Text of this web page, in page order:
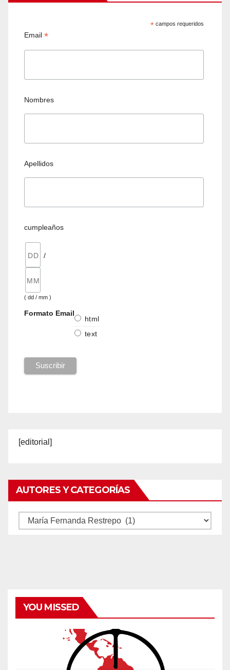
* campos requeridos
Email*
Nombres
Apellidos
cumpleaños
/
( dd / mm )
Formato Email
html
text
[editorial]
AUTORES Y CATEGORÍAS
Autores
YOU MISSED